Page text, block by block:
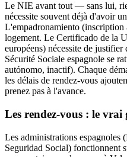
Le NIE avant tout — sans lui,
nécessite souvent déjà d'avoir
L'empadronamiento (inscription
logement. Le Certificado de la
européens) nécessite de
Sécurité Sociale espagnole se
autónomo, inactif). Chaque
les délais de rendez-vous
prenez pas à l'avance.
Les rendez-vous : le
Les administrations espagnoles
Seguridad Social) fonctionnent